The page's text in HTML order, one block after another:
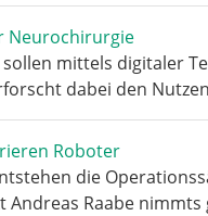
Neurochirurgie
mittels digitaler
dabei den
Roboter
die
Raabe nimmts